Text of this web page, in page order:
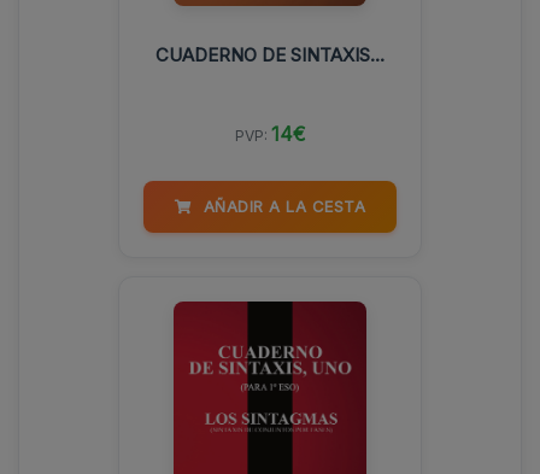
CUADERNO DE SINTAXIS...
PVP: 14€
AÑADIR A LA CESTA